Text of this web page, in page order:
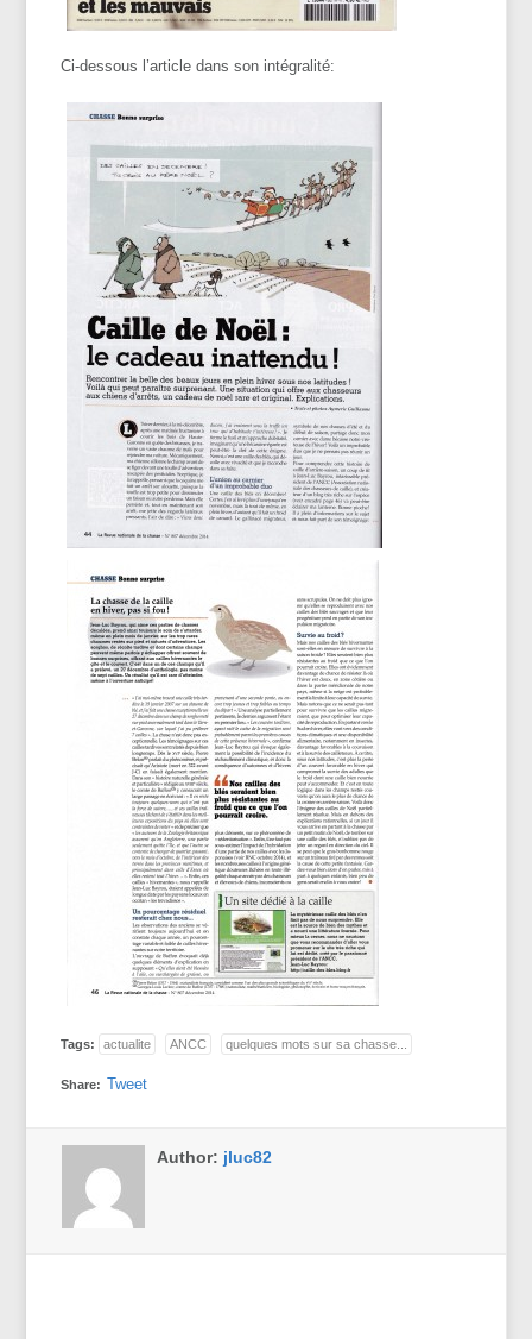
Ci-dessous l’article dans son intégralité:
Tags: actualite ANCC quelques mots sur sa chasse...
Share: Tweet
Author: jluc82